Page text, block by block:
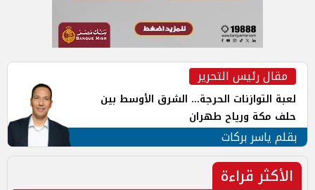
مقال رئيس التحرير
لعبة التوازنات الحرجة... الشرق الأوسط بين
حلف مكة ورياح طهران
بقلم ياسر بركات
الأكثر قراءة